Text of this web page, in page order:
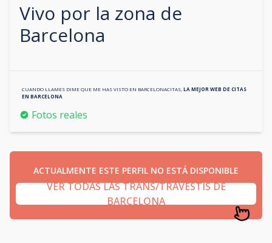
Vivo por la zona de
Barcelona
CUANDO LLAMES DIME QUE ME HAS VISTO EN BARCELONACITAS LA MEJOR WEB DE CITAS
EN BARCELONA
Fotos reales
ACTUALMENTE ESTE PERFIL NO ESTÁ DISPONIBLE
VER TODAS LAS TRANS/TRAVESTIS DE
BARCELONA